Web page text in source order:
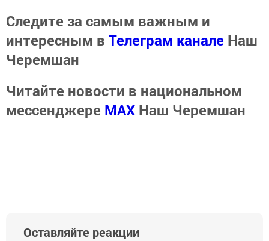
Следите за самым важным и
интересным в Телеграм канале Наш
Черемшан
Читайте новости в национальном
мессенджере MАХ Наш Черемшан
Оставляйте реакции